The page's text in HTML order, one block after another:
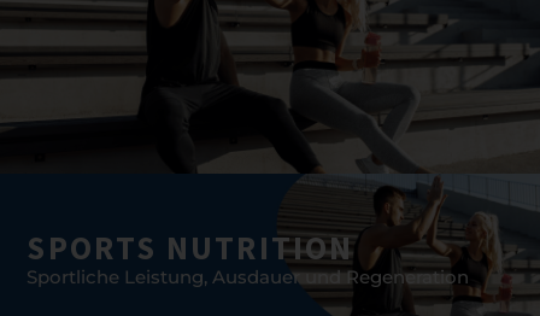
SPORTS NUTRITION
Sportliche Leistung, Ausdauer und Regeneration